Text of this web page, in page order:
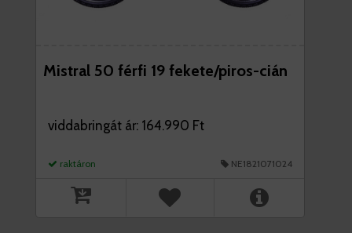
Mistral 50 férfi 19 fekete/piros-cián
viddabringát ár: 164.990 Ft
raktáron NE1821071024